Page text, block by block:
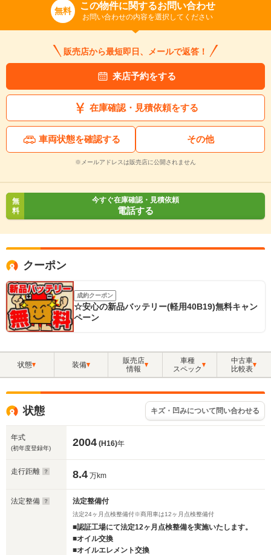
無料 この物件に関するお問い合わせ
お問い合わせの内容を選択してください
販売店から最短即日、メールで返答！
来店予約をする
在庫確認・見積依頼をする
車両状態を確認する その他
※メールアドレスは販売店に公開されません
無
料
今すぐ在庫確認・見積依頼
電話する
クーポン
成約クーポン
☆安心の新品バッテリー(軽用40B19)無料キャン
ペーン
状態 装備
販売店
情報
車種
スペック
中古車
比較表
状態 キズ・凹みについて問い合わせる
年式
(初年度登録年) 2004 (H16)年
走行距離 8.4 万km
法定整備 法定整備付
法定24ヶ月点検整備付※商用車は12ヶ月点検整備付
■認証工場にて法定12ヶ月点検整備を実施いたします。
■オイル交換
■オイルエレメント交換